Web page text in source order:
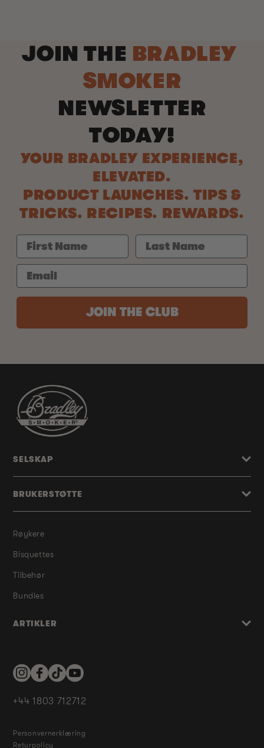
JOIN THE BRADLEY
SMOKER
NEWSLETTER
TODAY!
YOUR BRADLEY EXPERIENCE,
ELEVATED.
PRODUCT LAUNCHES. TIPS &
TRICKS. RECIPES. REWARDS.
JOIN THE CLUB
Røykere
Bisquettes
Tilbehør
Bundles
ARTIKLER
SELSKAP
BRUKERSTØTTE
InstagramFacebookTikTokYouTube
+44 1803 712712
Personvernerklæring
Returpolicy